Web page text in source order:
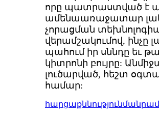
որը պատրաստված է
ամենաառաջատար
չորացման
վերամշակումով, ինչը
պահում իր սննդը եւ
կիտրոնի բույրը:
լուծարված, հեշտ
համար:
հարցաքննություն